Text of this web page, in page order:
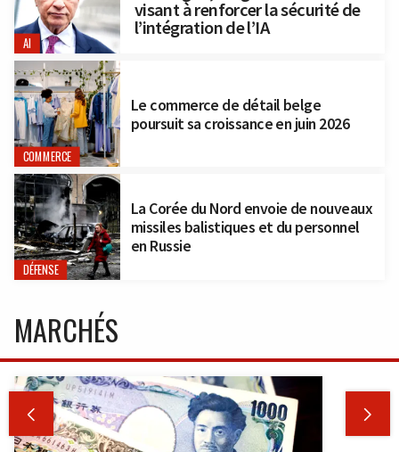
AI
visant à renforcer la sécurité de
l’intégration de l’IA
COMMERCE
Le commerce de détail belge
poursuit sa croissance en juin 2026
DÉFENSE
La Corée du Nord envoie de nouveaux
missiles balistiques et du personnel
en Russie
MARCHÉS
 